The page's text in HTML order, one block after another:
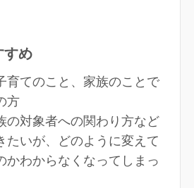
すめ
育てのこと、家族のことで
方
の対象者への関わり方など
たいが、どのように変えて
かわからなくなってしまっ